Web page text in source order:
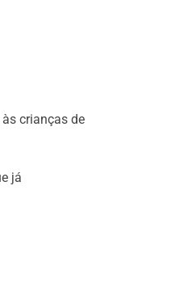
crianças de
já